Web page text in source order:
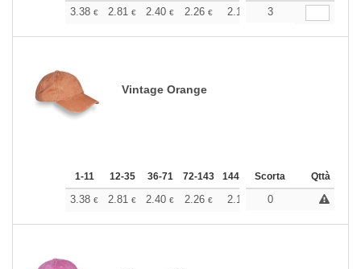
3.38 € 2.81 € 2.40 € 2.26 € 2.14 2.12
3
Vintage Orange
1-11 12-35 36-71 72-143 144-287 288 + Altri
Scorta Qttà
3.38 € 2.81 € 2.40 € 2.26 € 2.14 2.12 +
0